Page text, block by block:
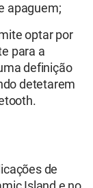
apaguem;
optar por
para a
definição
detetarem
de